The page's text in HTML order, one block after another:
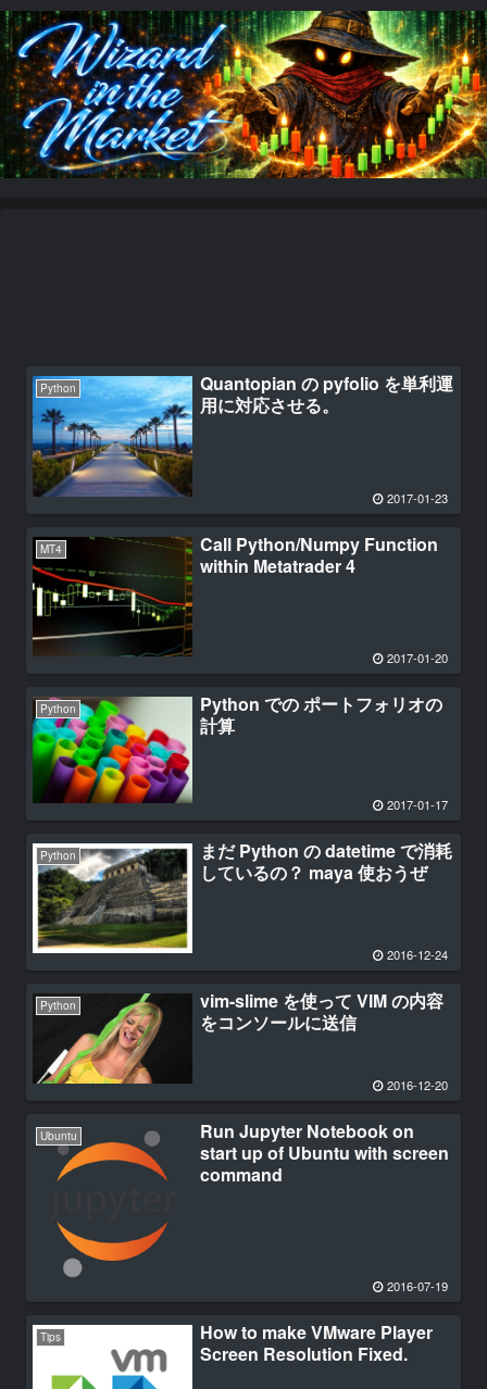
Python
Quantopian の pyfolio を単利運
用に対応させる。
2017-01-23
MT4
Call Python/Numpy Function
within Metatrader 4
2017-01-20
Python
Python での ポートフォリオの
計算
2017-01-17
Python
まだ Python の datetime で消耗
しているの？ maya 使おうぜ
2016-12-24
Python
vim-slime を使って VIM の内容
をコンソールに送信
2016-12-20
Ubuntu
Run Jupyter Notebook on
start up of Ubuntu with screen
command
2016-07-19
Tips
How to make VMware Player
Screen Resolution Fixed.